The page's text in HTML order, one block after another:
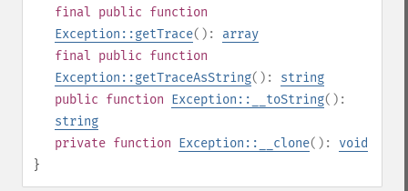
final public function
Exception::getTrace(): array
final public function
Exception::getTraceAsString(): string
public function Exception::__toString():
string
private function Exception::__clone(): void
}